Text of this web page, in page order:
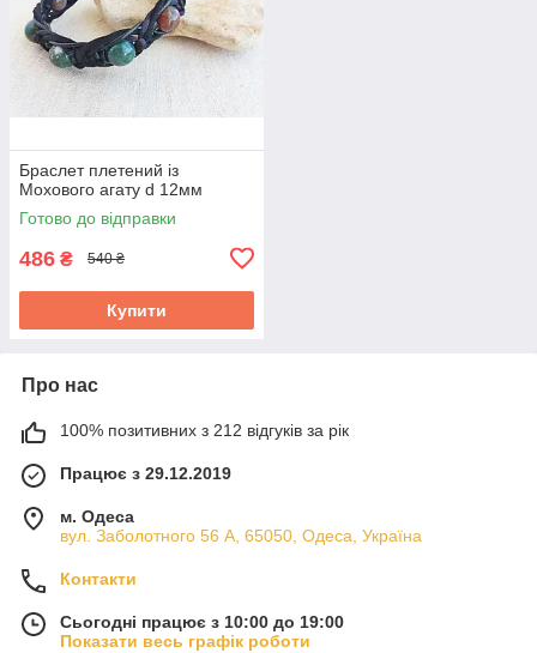
Браслет плетений із
Мохового агату d 12мм
Готово до відправки
486 ₴ 540 ₴
Купити
Про нас
100% позитивних з 212 відгуків за рік
Працює з 29.12.2019
м. Одеса
вул. Заболотного 56 А, 65050, Одеса, Україна
Контакти
Сьогодні працює з 10:00 до 19:00
Показати весь графік роботи